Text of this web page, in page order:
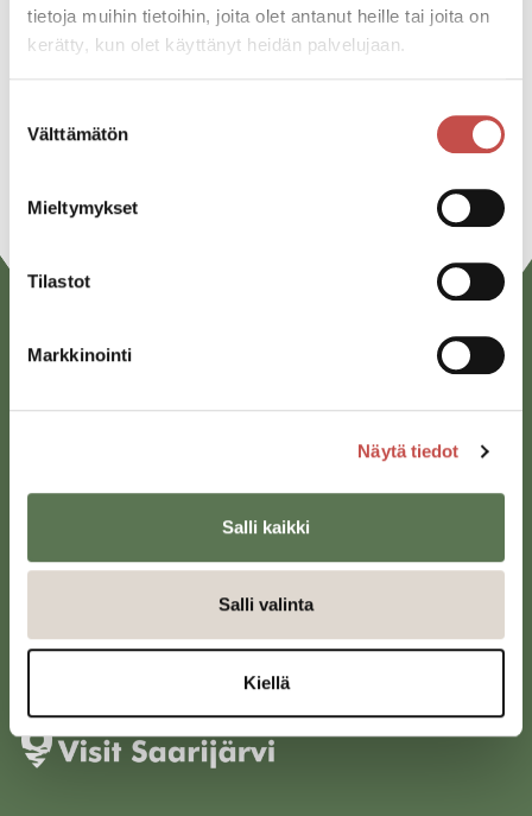
tietoja muihin tietoihin, joita olet antanut heille tai joita on
kerätty, kun olet käyttänyt heidän palvelujaan.
valinta
Välttämätön
Mieltymykset
Tilastot
Markkinointi
Näytä tiedot
Salli kaikki
Salli valinta
Kiellä
Twitter
URL
43100 Saarijärvi
kirjaamo@saarijarvi.fi